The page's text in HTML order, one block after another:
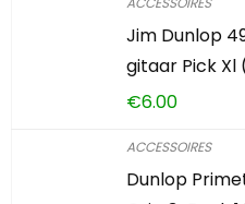
Jim Dunlop
gitaar Pick Xl
€6.00
ACCESSOIRES
Dunlop